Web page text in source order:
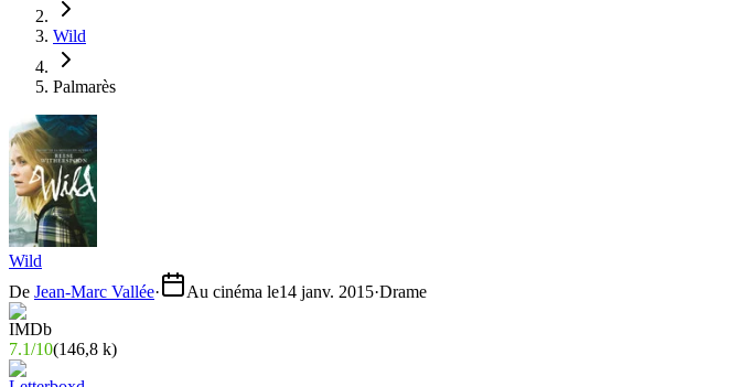
Wild
Palmarès
Wild
De Jean-Marc Vallée· Au cinéma le14 janv. 2015·Drame
7.1/10(146,8 k)